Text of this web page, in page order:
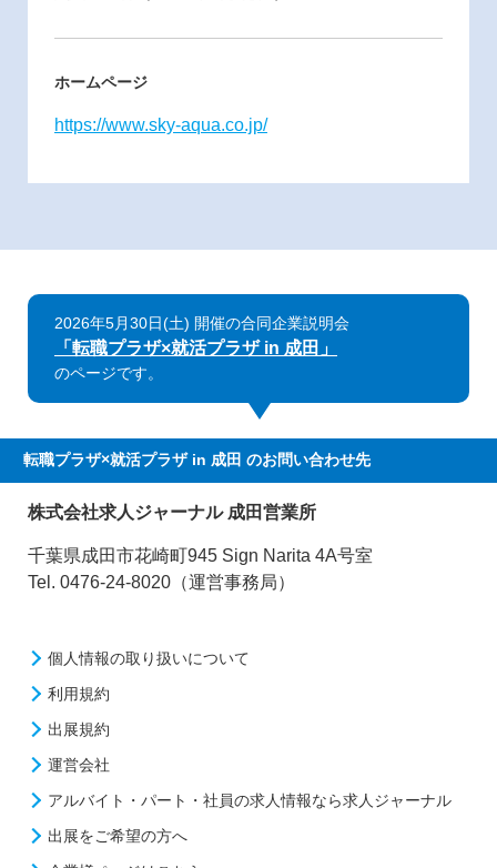
ホームページ
https://www.sky-aqua.co.jp/
2026年5月30日(土) 開催の合同企業説明会
「転職プラザ×就活プラザ in 成田」
のページです。
転職プラザ×就活プラザ in 成田 のお問い合わせ先
株式会社求人ジャーナル 成田営業所
千葉県成田市花崎町945 Sign Narita 4A号室
Tel. 0476-24-8020（運営事務局）
個人情報の取り扱いについて
利用規約
出展規約
運営会社
アルバイト・パート・社員の求人情報なら求人ジャーナル
出展をご希望の方へ